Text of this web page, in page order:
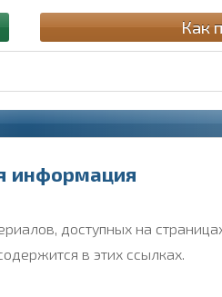
Как
информация
доступных на
в этих ссылках.